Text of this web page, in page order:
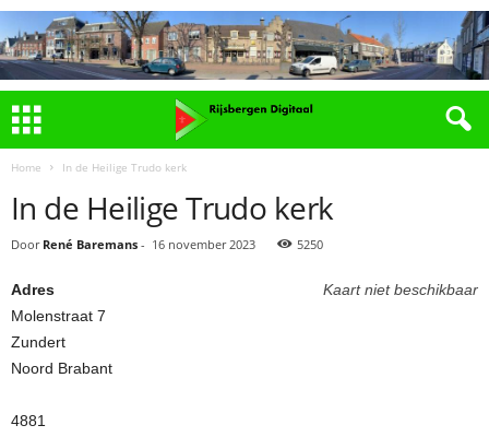
Home In de Heilige Trudo kerk
In de Heilige Trudo kerk
Door René Baremans - 16 november 2023 5250
Kaart niet beschikbaar
Adres
Molenstraat 7
Zundert
Noord Brabant
4881